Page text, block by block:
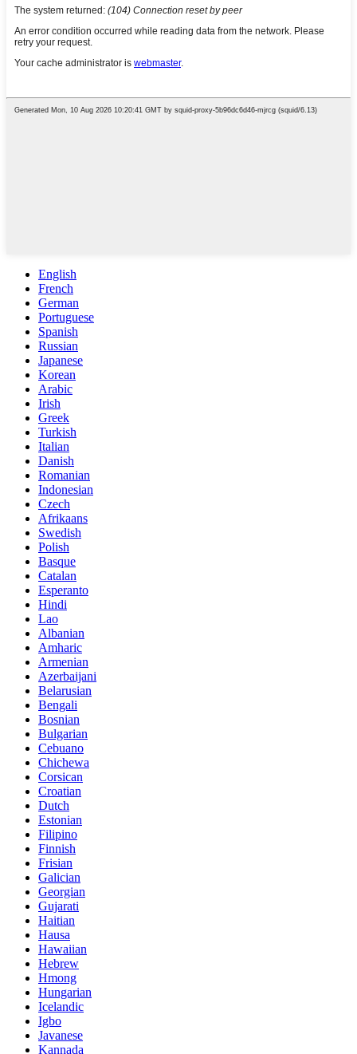
English
French
German
Portuguese
Spanish
Russian
Japanese
Korean
Arabic
Irish
Greek
Turkish
Italian
Danish
Romanian
Indonesian
Czech
Afrikaans
Swedish
Polish
Basque
Catalan
Esperanto
Hindi
Lao
Albanian
Amharic
Armenian
Azerbaijani
Belarusian
Bengali
Bosnian
Bulgarian
Cebuano
Chichewa
Corsican
Croatian
Dutch
Estonian
Filipino
Finnish
Frisian
Galician
Georgian
Gujarati
Haitian
Hausa
Hawaiian
Hebrew
Hmong
Hungarian
Icelandic
Igbo
Javanese
Kannada